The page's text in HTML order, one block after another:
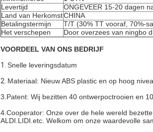
Levertijd
ONGEVEER 15-20 dagen
Land van HerkomstCHINA
Betalingstermijn
T/T (30% TT vooraf, 70%-
Het verschepen
Door overzees van ningbo
VOORDEEL VAN ONS BEDRIJF
1. Snelle leveringsdatum
2. Materiaal: Nieuw ABS plastic en op hoog
3.Patent: Wij bezitten 40 ontwerpoctrooien en
4.Cooperator: Onze over de hele wereld
ALDI.LIDI.etc. Welkom om onze waardevolle